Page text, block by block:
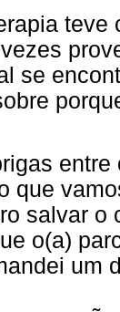
teve
se
que
salvar o
o(a)
um